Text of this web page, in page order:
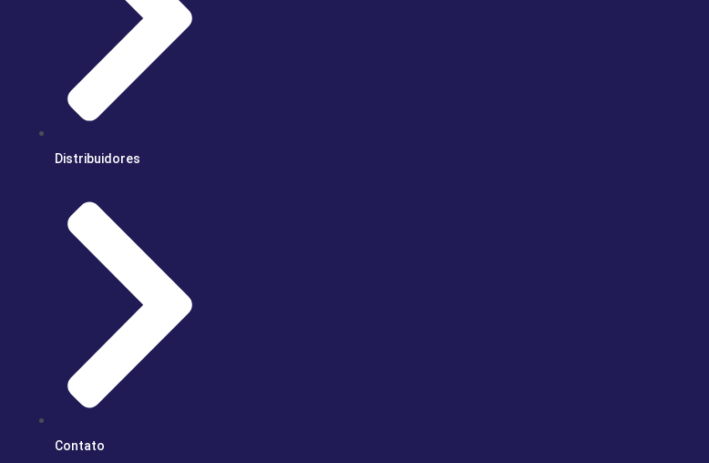
Distribuidores
Contato